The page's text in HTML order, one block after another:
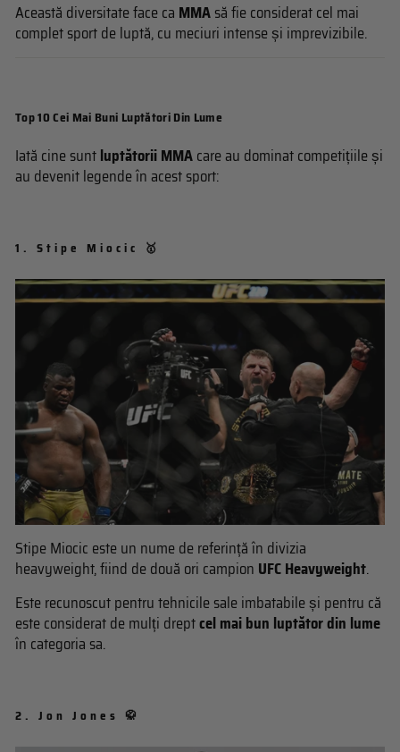
Această diversitate face ca MMAsă fie considerat cel mai
complet sport de luptă, cu meciuri intense și imprevizibile.
Top 10 Cei Mai Buni Luptători Din Lume
Iată cine suntluptătorii MMAcare au dominat competițiile și
au devenit legende în acest sport:
1. Stipe Miocic 🥇
Stipe Miocic este un nume de referință în divizia
heavyweight, fiind de două ori campion UFC Heavyweight.
Este recunoscut pentru tehnicile sale imbatabile și pentru că
este considerat de mulți dreptcel mai bun luptător din lume
în categoria sa.
2. Jon Jones 🥋